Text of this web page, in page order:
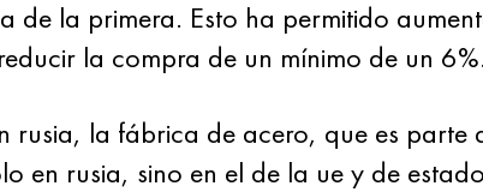
de la primera. Esto ha permitido
la compra de un mínimo de un 6%.
rusia, la fábrica de acero, que es
en rusia, sino en el de la ue y de